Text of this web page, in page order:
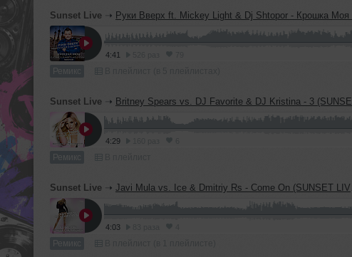
Sunset Live ➝ Руки Вверх ft. Mickey Light & Dj Shtopor - Крошка Моя (Dj Fame,Sunset Live vs. Udav Mashup Mix)
4:41
Ремикс
Sunset Live ➝ Britney Spears vs. DJ Favorite & DJ Kristina - 3 (SUNSET LIVE MASHUP)
4:29
Ремикс
Sunset Live ➝ Javi Mula vs. Ice & Dmitriy Rs - Come On (SUNSET LIVE MASHUP)
4:03
Ремикс